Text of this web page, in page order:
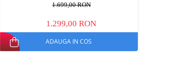
1.699,00 RON
1.299,00 RON
ADAUGA IN COS